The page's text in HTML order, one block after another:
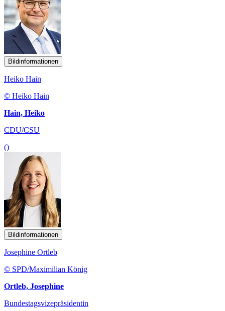
Bildinformationen
Heiko Hain
© Heiko Hain
Hain, Heiko
CDU/CSU
()
Bildinformationen
Josephine Ortleb
© SPD/Maximilian König
Ortleb, Josephine
Bundestagsvizepräsidentin